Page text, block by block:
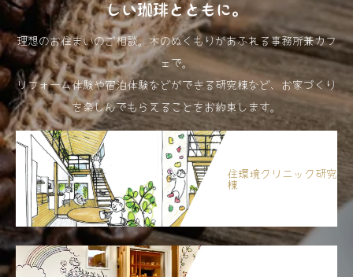
しい珈琲とともに。
理想のお住まいのご相談。木のぬくもりがあふれる事務所兼カフ
ェで。
リフォーム体験や宿泊体験などができる研究棟など、お家づくり
を楽しんでもらえることをお約束します。
住環境クリニック研究
棟